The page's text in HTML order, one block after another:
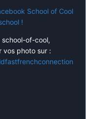
School of Cool
!
of-cool,
vos photo sur :